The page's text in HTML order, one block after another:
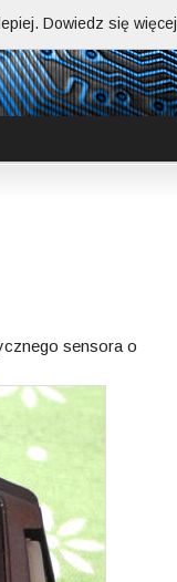
sensora o
Dowiedz się więcej